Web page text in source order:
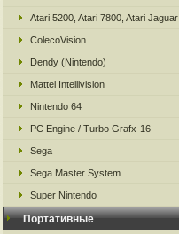
Atari 5200, Atari 7800, Atari Jaguar
ColecoVision
Dendy (Nintendo)
Mattel Intellivision
Nintendo 64
PC Engine / Turbo Grafx-16
Sega
Sega Master System
Super Nintendo
Портативные